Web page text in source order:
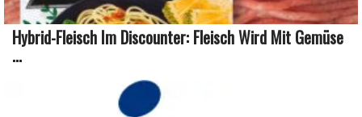
Hybrid-Fleisch Im Discounter: Fleisch Wird Mit Gemüse
...